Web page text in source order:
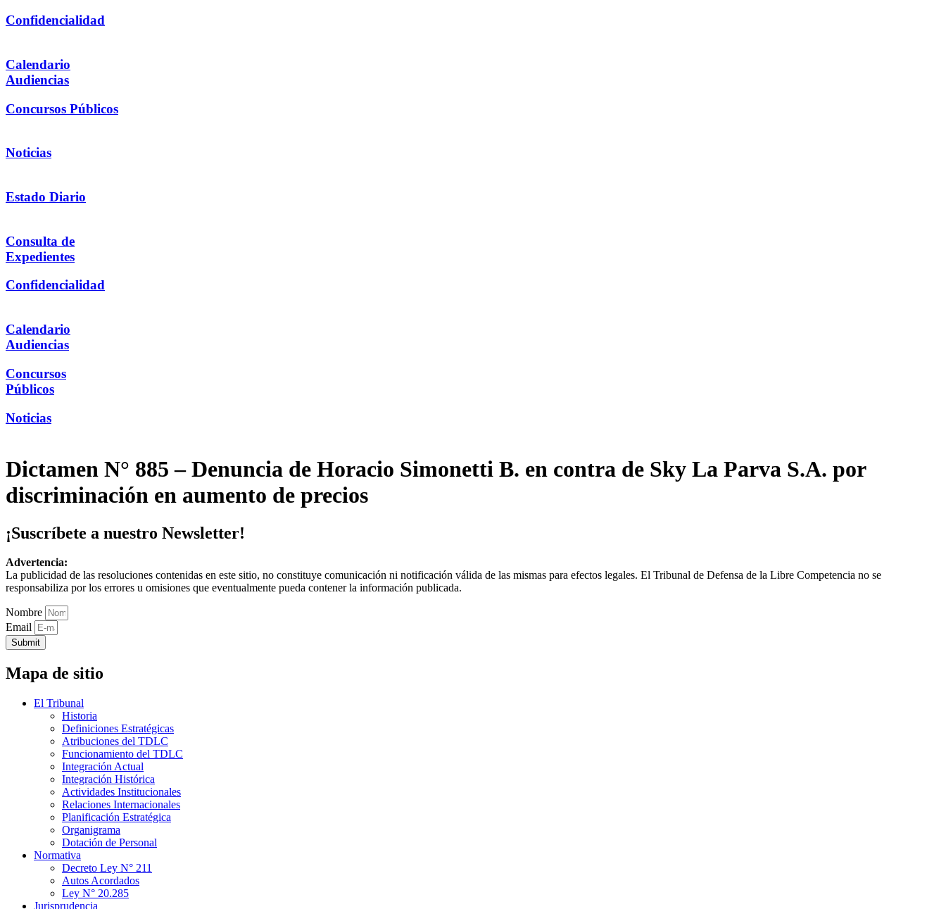
Confidencialidad
Calendario
Audiencias
Concursos Públicos
Noticias
Estado Diario
Consulta de
Expedientes
Confidencialidad
Calendario
Audiencias
Concursos
Públicos
Noticias
Dictamen N° 885 – Denuncia de Horacio Simonetti B. en contra de Sky La Parva S.A. por
discriminación en aumento de precios
¡Suscríbete a nuestro Newsletter!
Advertencia:
La publicidad de las resoluciones contenidas en este sitio, no constituye comunicación ni notificación válida de las mismas para efectos legales. El Tribunal de Defensa de la Libre Competencia no se
responsabiliza por los errores u omisiones que eventualmente pueda contener la información publicada.
Nombre
Email
Submit
Mapa de sitio
El Tribunal
Historia
Definiciones Estratégicas
Atribuciones del TDLC
Funcionamiento del TDLC
Integración Actual
Integración Histórica
Actividades Institucionales
Relaciones Internacionales
Planificación Estratégica
Organigrama
Dotación de Personal
Normativa
Decreto Ley N° 211
Autos Acordados
Ley N° 20.285
Jurisprudencia